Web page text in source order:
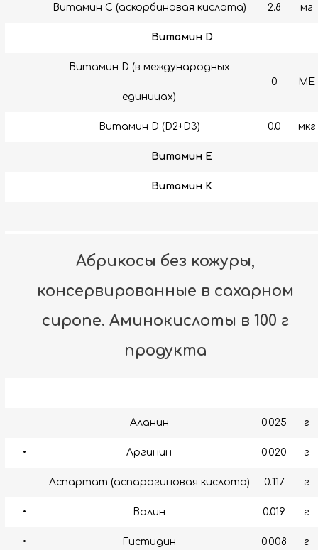
Витамин C (аскорбиновая кислота) 2.8 мг
Витамин D
Витамин D (в международных
единицах)
0 МЕ
Витамин D (D2+D3) 0.0 мкг
Витамин E
Витамин K
Абрикосы без кожуры,
консервированные в сахарном
сиропе. Аминокислоты в 100 г
продукта
Аланин 0.025 г
• Аргинин 0.020 г
Аспартат (аспарагиновая кислота) 0.117 г
• Валин 0.019 г
• Гистидин 0.008 г